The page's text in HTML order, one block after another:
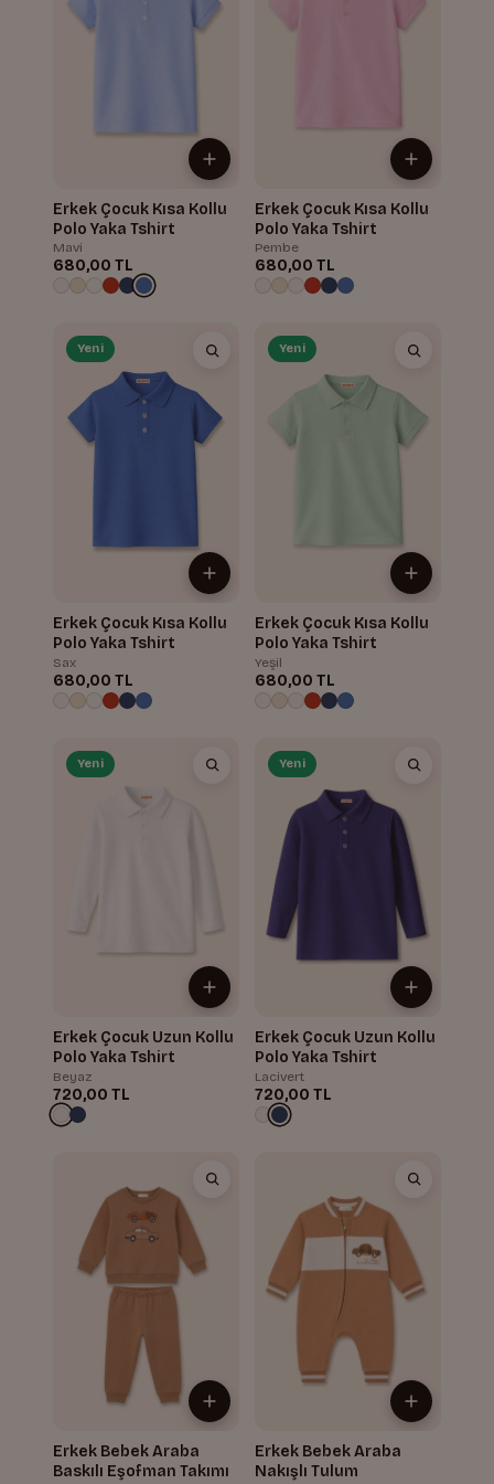
Erkek Çocuk Kısa Kollu
Polo Yaka Tshirt
Mavi
680,00 TL
Erkek Çocuk Kısa Kollu
Polo Yaka Tshirt
Pembe
680,00 TL
Yeni
Erkek Çocuk Kısa Kollu
Polo Yaka Tshirt
Sax
680,00 TL
Yeni
Erkek Çocuk Kısa Kollu
Polo Yaka Tshirt
Yeşil
680,00 TL
Yeni
Erkek Çocuk Uzun Kollu
Polo Yaka Tshirt
Beyaz
720,00 TL
Yeni
Erkek Çocuk Uzun Kollu
Polo Yaka Tshirt
Lacivert
720,00 TL
Erkek Bebek Araba
Baskılı Eşofman Takımı
Erkek Bebek Araba
Nakışlı Tulum